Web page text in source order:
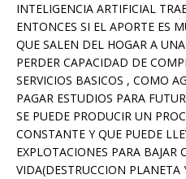
INTELIGENCIA ARTIFICIAL
ENTONCES SI EL APORTE ES
QUE SALEN DEL HOGAR A
PERDER CAPACIDAD DE
SERVICIOS BASICOS , COMO
PAGAR ESTUDIOS PARA
SE PUEDE PRODUCIR UN
CONSTANTE Y QUE PUEDE
EXPLOTACIONES PARA BAJAR
VIDA(DESTRUCCION